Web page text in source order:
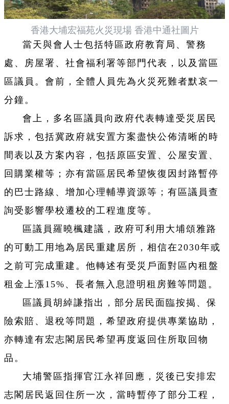
香港大埔宏福苑火災現場 香港中通社圖片
當天與會人士包括特區政府教育局、警務
處、房屋署、社會福利署等部門代表，以及當區
區議員。會前，全體人員先為火災死難者默哀一
分鐘。
會上，多名區議員向政府代表轉達受災居民
訴求，包括冀政府就安置方案盡快公佈清晰的時
間表以及方案內容，包括原區安置、公屋安置、
回購業權等；亦有當區居民希望恢復因封路暫停
的巴士路線、增加心理輔導資源等；有區議員查
詢受影響學校遷校的工程進度等。
區議員羅曉楓建議，政府可利用大埔頌雅路
的可動工用地為居民重建居所，相信在2030年或
之前可完成重建。他轉述有受災戶面對區內租盤
租金上漲15%、長者無入息證明租房難等問題。
區議員胡綽謙指出，部分居民面臨按揭、保
險索賠、退稅等問題，希望政府提供專業協助，
亦轉達有宏志閣居民希望再度返回住所取回物
品。
大埔警區指揮官江永祥回應，災後已安排宏
志閣居民返回住所一次，當時暫停了部分工程，